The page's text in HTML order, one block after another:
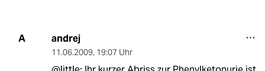
A andrej
11.06.2009, 19:07 Uhr